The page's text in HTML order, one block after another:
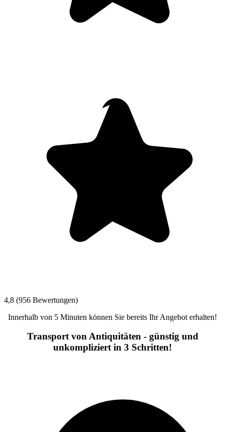
4,8 (956 Bewertungen)
Innerhalb von 5 Minuten können Sie bereits Ihr Angebot erhalten!
Transport von Antiquitäten - günstig und
unkompliziert in 3 Schritten!